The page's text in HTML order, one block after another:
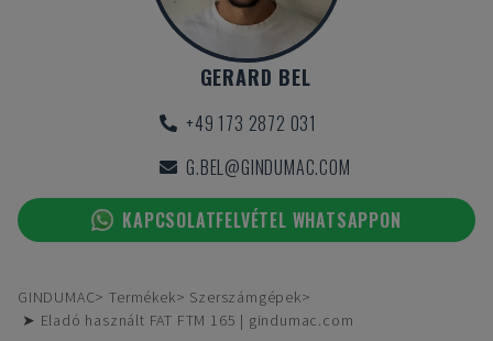
GERARD BEL
+49 173 2872 031
G.BEL@GINDUMAC.COM
KAPCSOLATFELVÉTEL WHATSAPPON
GINDUMAC Termékek
Szerszámgépek
➤ Eladó használt FAT FTM 165 | gindumac.com